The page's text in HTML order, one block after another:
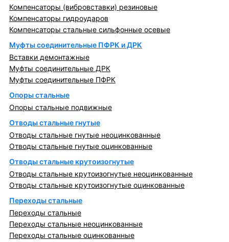
Компенсаторы (вибровставки) резиновые
Компенсаторы гидроударов
Компенсаторы стальные сильфонные осевые
Муфты соединительные ПФРК и ДРК
Вставки демонтажные
Муфты соединительные ДРК
Муфты соединительные ПФРК
Опоры стальные
Опоры стальные подвижные
Отводы стальные гнутые
Отводы стальные гнутые неоцинкованные
Отводы стальные гнутые оцинкованные
Отводы стальные крутоизогнутые
Отводы стальные крутоизогнутые неоцинкованные
Отводы стальные крутоизогнутые оцинкованные
Переходы стальные
Переходы стальные
Переходы стальные неоцинкованные
Переходы стальные оцинкованные